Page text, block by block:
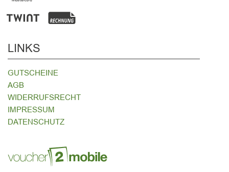
LINKS
GUTSCHEINE
AGB
WIDERRUFSRECHT
IMPRESSUM
DATENSCHUTZ